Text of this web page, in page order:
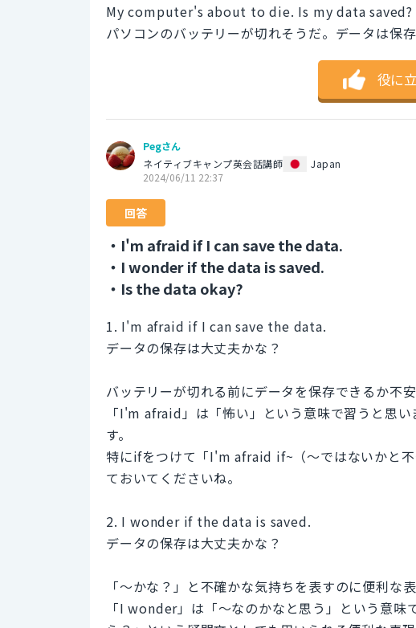
My computer's about to die. Is my data saved?
パソコンのバッテリーが切れそうだ。データは保
役に
Pegさん
ネイティブキャンプ英会話講師
Japan
2024/06/11 22:37
回答
・I'm afraid if I can save the data.
・I wonder if the data is saved.
・Is the data okay?
1. I'm afraid if I can save the data.
データの保存は大丈夫かな？
バッテリーが切れる前にデータを保存できるか不
「I'm afraid」は「怖い」という意味で習うと思
す。
特にifをつけて「I'm afraid if~（～ではないかと
ておいてくださいね。
2. I wonder if the data is saved.
データの保存は大丈夫かな？
「～かな？」と不確かな気持ちを表すのに便利な
「I wonder」は「～なのかなと思う」という意